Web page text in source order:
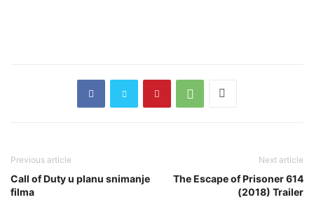
Previous article
Call of Duty u planu snimanje
filma
Next article
The Escape of Prisoner 614
(2018) Trailer